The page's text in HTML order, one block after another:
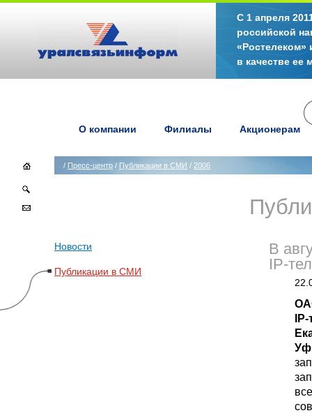
С 1 апреля
российской
«Ростелеком»
в качестве ее
О компании Филиалы Акционерам
/ Пресс-центр / Публикации в СМИ / 2006
Новости
Публикации в СМИ
В
IP-